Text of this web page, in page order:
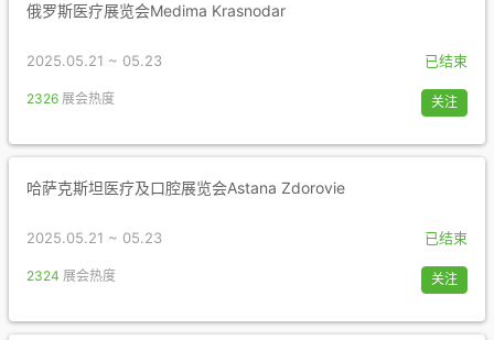
俄罗斯医疗展览会Medima Krasnodar
2025.05.21 ~ 05.23 已结束
2326 展会热度 关注
哈萨克斯坦医疗及口腔展览会Astana Zdorovie
2025.05.21 ~ 05.23 已结束
2324 展会热度 关注